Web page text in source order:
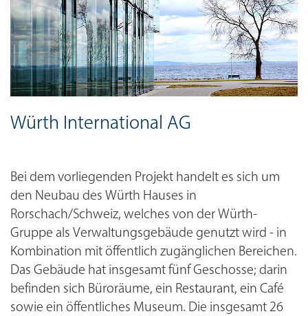
Würth International AG
Bei dem vorliegenden Projekt handelt es sich um
den Neubau des Würth Hauses in
Rorschach/Schweiz, welches von der Würth-
Gruppe als Verwaltungsgebäude genutzt wird - in
Kombination mit öffentlich zugänglichen Bereichen.
Das Gebäude hat insgesamt fünf Geschosse; darin
befinden sich Büroräume, ein Restaurant, ein Café
sowie ein öffentliches Museum. Die insgesamt 26